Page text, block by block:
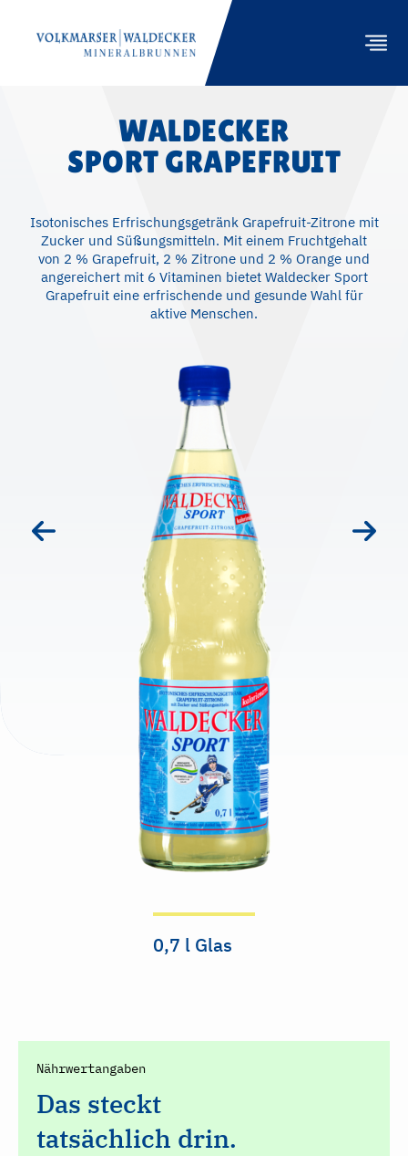
PRODUKTE
NACHHALTIGKEIT
ENGAGEMENT
UNTERNEHMEN
IHR LEBEN!
WALDECKER
SPORT GRAPEFRUIT
Isotonisches Erfrischungsgetränk Grapefruit-Zitrone mit
Zucker und Süßungsmitteln. Mit einem Fruchtgehalt
von 2 % Grapefruit, 2 % Zitrone und 2 % Orange und
angereichert mit 6 Vitaminen bietet Waldecker Sport
Grapefruit eine erfrischende und gesunde Wahl für
aktive Menschen.
0,7 l Glas
Nährwertangaben
Das steckt
tatsächlich drin.